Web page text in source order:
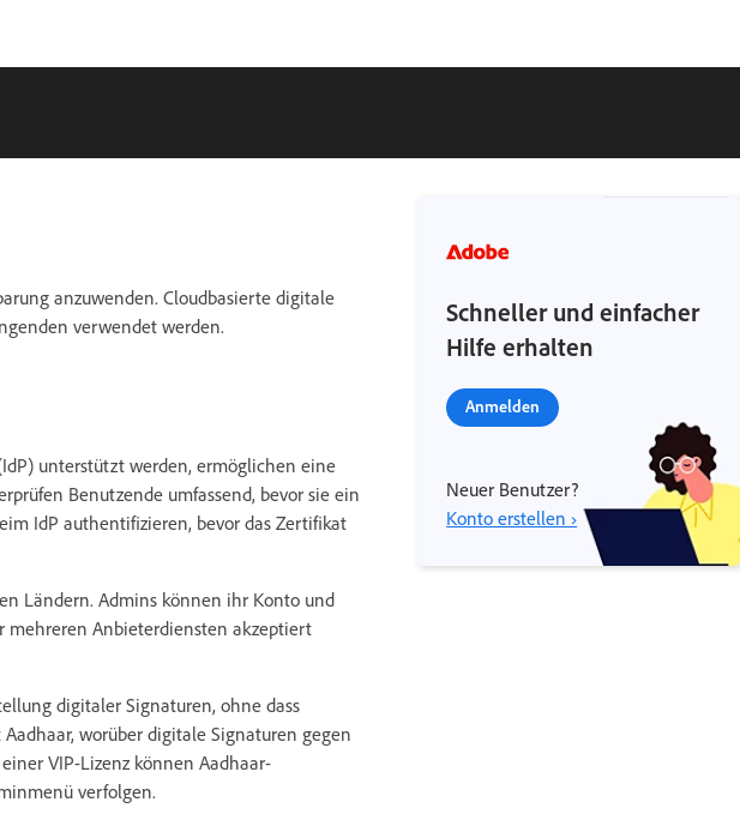
anzuwenden. Cloudbasierte digitale
verwendet werden.
unterstützt werden, ermöglichen eine
Benutzende umfassend, bevor sie ein
IdP authentifizieren, bevor das Zertifikat
Ländern. Admins können ihr Konto und
mehreren Anbieterdiensten akzeptiert
digitaler Signaturen, ohne dass
worüber digitale Signaturen gegen
VIP-Lizenz können Aadhaar-
verfolgen.
Schneller und einfacher
Hilfe erhalten
Anmelden
Neuer Benutzer?
Konto erstellen ›